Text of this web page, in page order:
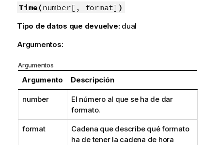
Time(number[, format] )
Tipo de datos que devuelve: dual
Argumentos:
Argumentos
Argumento Descripción
number
El número al que se ha de dar
formato.
format
Cadena que describe qué formato
ha de tener la cadena de hora